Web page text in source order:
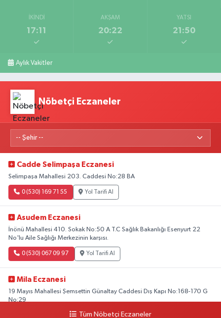
İKINDI
17:11
AKŞAM
20:22
YATSI
21:50
Aylık Vakitler
Nöbetçi Eczaneler
Cadde Selimpaşa Eczanesi
Selimpaşa Mahallesi 203. Caddesi No:28 BA
0 (530) 169 71 55 Yol Tarifi Al
Asudem Eczanesi
İnönü Mahallesi 410. Sokak No:50 A T.C Sağlık Bakanlığı Esenyurt 22
No'lu Aile Sağlığı Merkezinin karşısı.
0 (530) 067 09 97 Yol Tarifi Al
Mila Eczanesi
19 Mayıs Mahallesi Şemsettin Günaltay Caddesi Dış Kapı No:168-170 G
No:29
Yol Tarifi Al
Tüm Nöbetçi Eczaneler